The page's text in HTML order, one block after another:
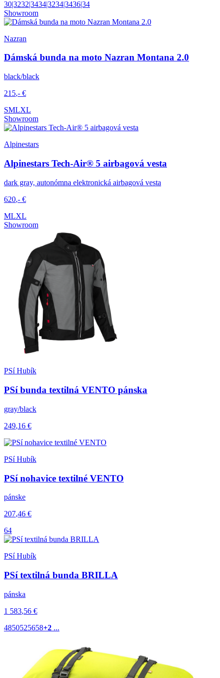
30|3232|3434|3234|3436|34
Showroom
Nazran
Dámská bunda na moto Nazran Montana 2.0
black/black
215,- €
SMLXL
Showroom
Alpinestars
Alpinestars Tech-Air® 5 airbagová vesta
dark gray, autonómna elektronická airbagová vesta
620,- €
MLXL
Showroom
PSí Hubík
PSí bunda textilná VENTO pánska
gray/black
249,16 €
PSí Hubík
PSí nohavice textilné VENTO
pánske
207,46 €
64
PSí Hubík
PSí textilná bunda BRILLA
pánska
1 583,56 €
4850525658+2 ...